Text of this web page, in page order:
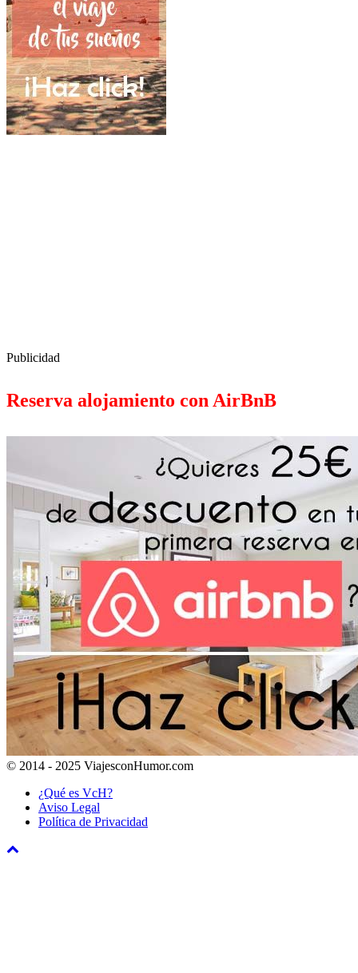
Publicidad
Reserva alojamiento con AirBnB
© 2014 - 2025 ViajesconHumor.com
¿Qué es VcH?
Aviso Legal
Política de Privacidad